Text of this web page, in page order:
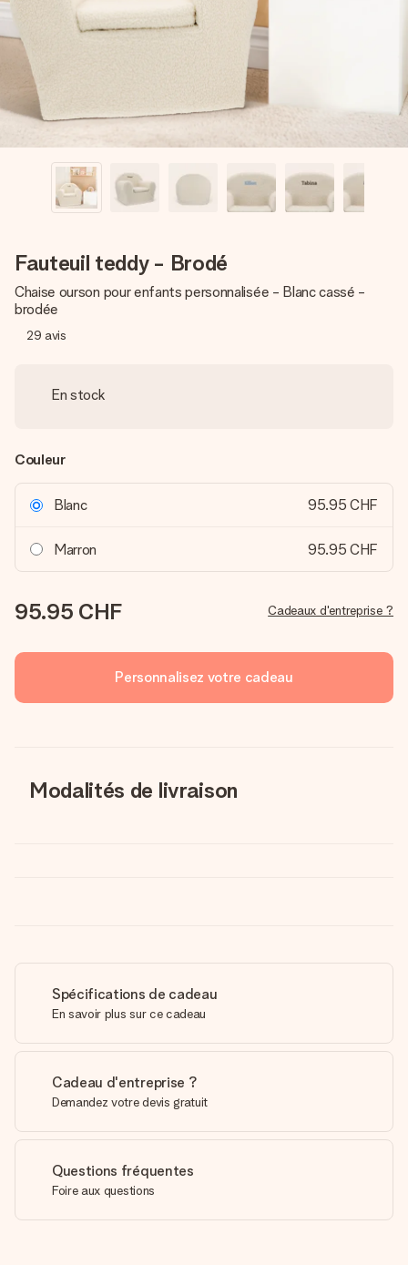
Créez quelque chose d’unique en quelques étapes – avec
son prénom, votre photo ou un message qui touche le cœur.
Sans complications, juste tout l’amour pour le moment idéal.
Fauteuil teddy - Brodé
Chaise ourson pour enfants personnalisée - Blanc cassé -
brodée
29 avis
En stock
Couleur
Blanc 95.95 CHF
Marron 95.95 CHF
95.95 CHF Cadeaux d'entreprise ?
Personnalisez votre cadeau
Modalités de livraison
Spécifications de cadeau
En savoir plus sur ce cadeau
Cadeau d'entreprise ?
Demandez votre devis gratuit
Questions fréquentes
Foire aux questions